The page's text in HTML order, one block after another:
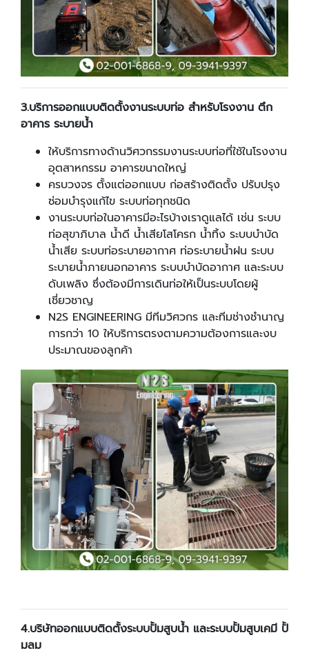
3.บริการออกแบบติดตั้งงานระบบท่อ สำหรับโรงงาน ตึก
อาคาร ระบายน้ำ
ให้บริการทางด้านวิศวกรรมงานระบบท่อที่ใช้ในโรงงาน
อุตสาหกรรม อาคารขนาดใหญ่
ครบวงจร ตั้งแต่ออกแบบ ก่อสร้างติดตั้ง ปรับปรุง
ซ่อมบำรุงแก้ไข ระบบท่อทุกชนิด
งานระบบท่อในอาคารมีอะไรบ้างเราดูแลได้ เช่น ระบบ
ท่อสุขาภิบาล น้ำดี น้ำเสียโสโครก น้ำทิ้ง ระบบบำบัด
น้ำเสีย ระบบท่อระบายอากาศ ท่อระบายน้ำฝน ระบบ
ระบายน้ำภายนอกอาคาร ระบบบำบัดอากาศ และระบบ
ดับเพลิง ซึ่งต้องมีการเดินท่อให้เป็นระบบโดยผู้
เชี่ยวชาญ
N2S ENGINEERING มีทีมวิศวกร และทีมช่างชำนาญ
การกว่า 10 ให้บริการตรงตามความต้องการและงบ
ประมาณของลูกค้า
4.บริษัทออกแบบติดตั้งระบบปั้มสูบน้ำ และระบบปั้มสูบเคมี ปั้
มลม